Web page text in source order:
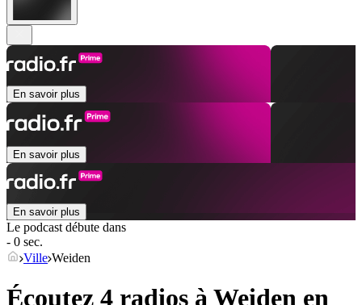
En savoir plus
En savoir plus
En savoir plus
Le podcast débute dans
- 0 sec.
Ville Weiden
Écoutez 4 radios à Weiden en